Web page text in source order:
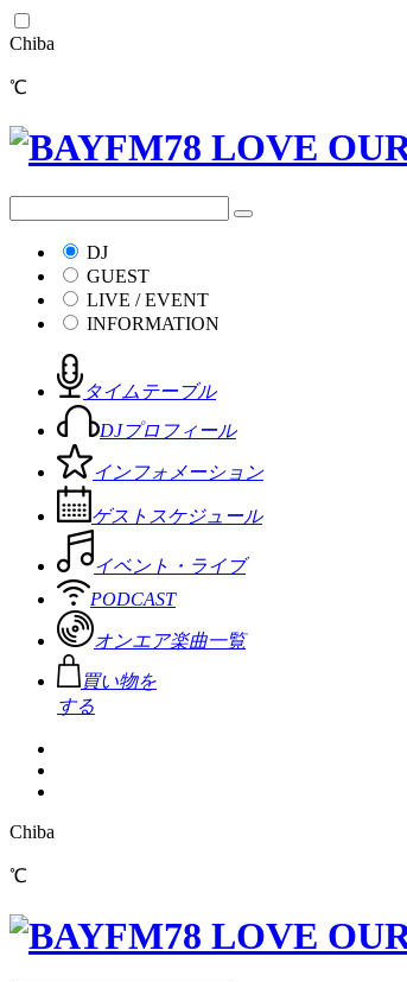
Chiba
℃
DJ
GUEST
LIVE / EVENT
INFORMATION
タイムテーブル
DJプロフィール
インフォメーション
ゲストスケジュール
イベント・ライブ
PODCAST
オンエア楽曲一覧
買い物を
する
Chiba
℃